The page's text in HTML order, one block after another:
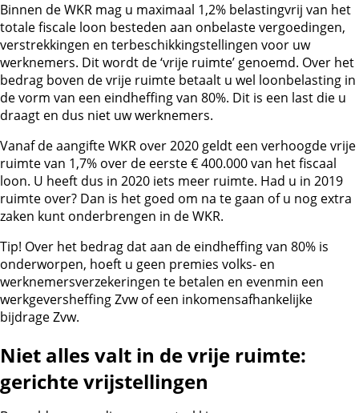
Binnen de WKR mag u maximaal 1,2% belastingvrij van het
totale fiscale loon besteden aan onbelaste vergoedingen,
verstrekkingen en terbeschikkingstellingen voor uw
werknemers. Dit wordt de ‘vrije ruimte’ genoemd. Over het
bedrag boven de vrije ruimte betaalt u wel loonbelasting in
de vorm van een eindheffing van 80%. Dit is een last die u
draagt en dus niet uw werknemers.
Vanaf de aangifte WKR over 2020 geldt een verhoogde vrije
ruimte van 1,7% over de eerste € 400.000 van het fiscaal
loon. U heeft dus in 2020 iets meer ruimte. Had u in 2019
ruimte over? Dan is het goed om na te gaan of u nog extra
zaken kunt onderbrengen in de WKR.
Tip! Over het bedrag dat aan de eindheffing van 80% is
onderworpen, hoeft u geen premies volks- en
werknemersverzekeringen te betalen en evenmin een
werkgeversheffing Zvw of een inkomensafhankelijke
bijdrage Zvw.
Niet alles valt in de vrije ruimte:
gerichte vrijstellingen